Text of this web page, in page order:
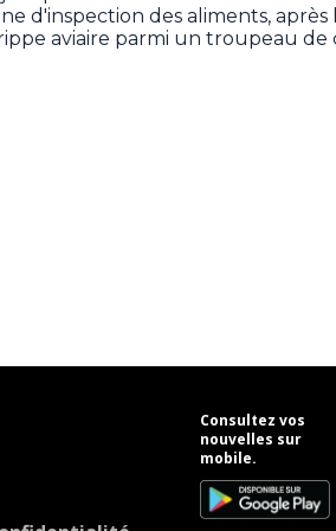
d'inspection des aliments, après
aviaire parmi un troupeau de
Consultez vos
nouvelles sur
mobile.